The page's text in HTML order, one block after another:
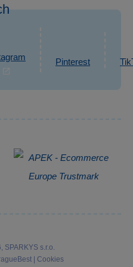
údajů
Pinterest
SPARKYS s.r.o.
Cookies